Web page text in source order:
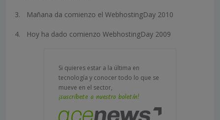
Mañana da comienzo el WebhostingDay 2010
Hoy ha dado comienzo WebhostingDay 2009
Si quieres estar a la última en
tecnología y conocer todo lo que se
mueve en el sector,
¡suscríbete a nuestro boletín!